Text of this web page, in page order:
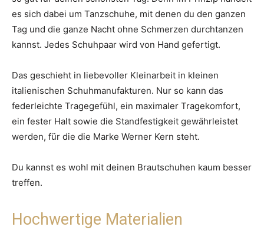
es sich dabei um Tanzschuhe, mit denen du den ganzen
Tag und die ganze Nacht ohne Schmerzen durchtanzen
kannst. Jedes Schuhpaar wird von Hand gefertigt.
Das geschieht in liebevoller Kleinarbeit in kleinen
italienischen Schuhmanufakturen. Nur so kann das
federleichte Tragegefühl, ein maximaler Tragekomfort,
ein fester Halt sowie die Standfestigkeit gewährleistet
werden, für die die Marke Werner Kern steht.
Du kannst es wohl mit deinen Brautschuhen kaum besser
treffen.
Hochwertige Materialien